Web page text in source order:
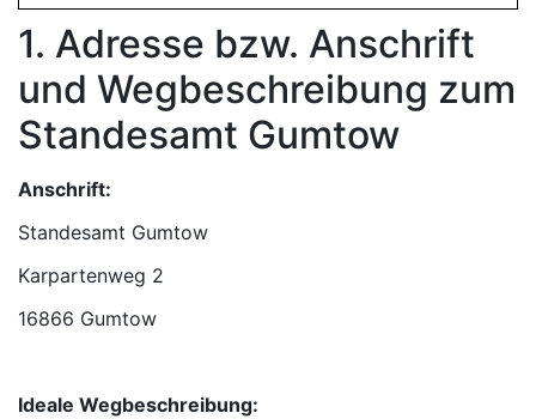
1. Adresse bzw. Anschrift
und Wegbeschreibung zum
Standesamt Gumtow
Anschrift:
Standesamt Gumtow
16866 Gumtow
Ideale Wegbeschreibung: